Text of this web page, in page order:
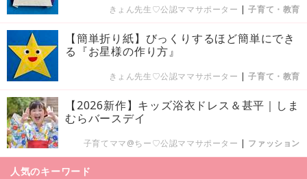
きょん先生♡公認ママサポーター |子育て・教育
【簡単折り紙】びっくりするほど簡単にでき
る『お星様の作り方』
きょん先生♡公認ママサポーター |子育て・教育
【2026新作】キッズ浴衣ドレス＆甚平｜しま
むらバースデイ
子育てママ@ちー♡公認ママサポーター ファッション
人気のキーワード